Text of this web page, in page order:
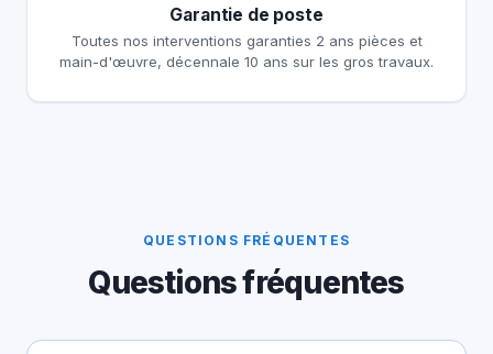
Garantie de poste
Toutes nos interventions garanties 2 ans pièces et
main-d'œuvre, décennale 10 ans sur les gros travaux.
QUESTIONS FRÉQUENTES
Questions fréquentes